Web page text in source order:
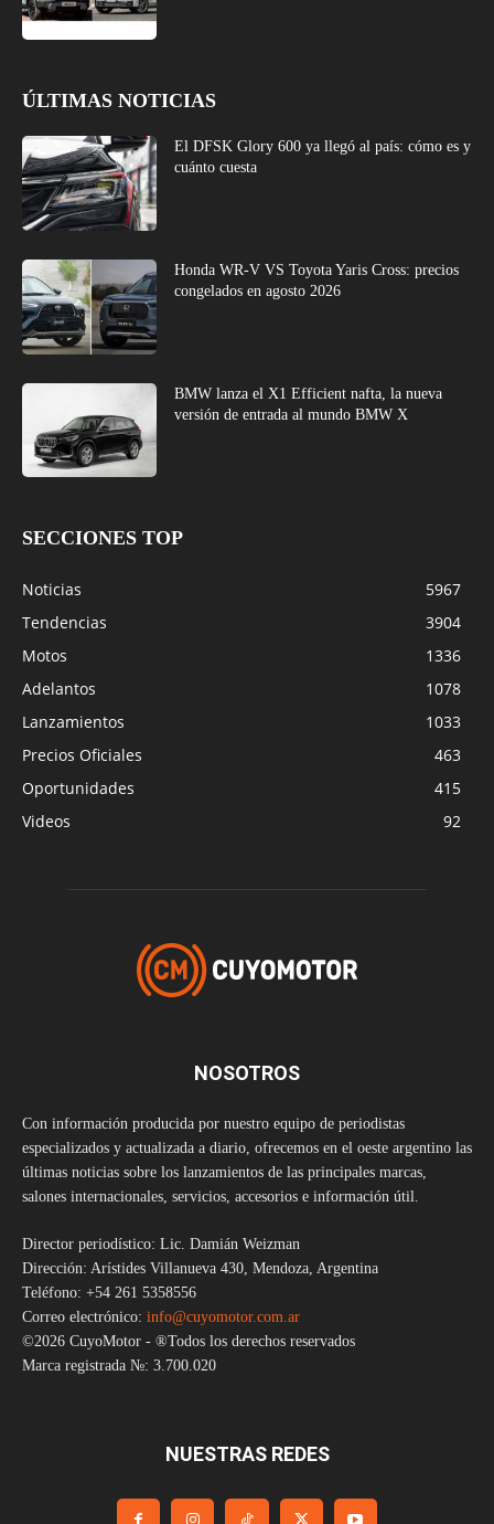
ÚLTIMAS NOTICIAS
El DFSK Glory 600 ya llegó al país: cómo es y
cuánto cuesta
Honda WR-V VS Toyota Yaris Cross: precios
congelados en agosto 2026
BMW lanza el X1 Efficient nafta, la nueva
versión de entrada al mundo BMW X
SECCIONES TOP
Noticias
5967
Tendencias
3904
Motos
1336
Adelantos
1078
Lanzamientos
1033
Precios Oficiales
463
Oportunidades
415
Videos
92
NOSOTROS
Con información producida por nuestro equipo de periodistas
especializados y actualizada a diario, ofrecemos en el oeste argentino las
últimas noticias sobre los lanzamientos de las principales marcas,
salones internacionales, servicios, accesorios e información útil.
Director periodístico: Lic. Damián Weizman
Dirección: Arístides Villanueva 430, Mendoza, Argentina
Teléfono: +54 261 5358556
Correo electrónico: info@cuyomotor.com.ar
©2026 CuyoMotor - ®Todos los derechos reservados
Marca registrada №: 3.700.020
NUESTRAS REDES